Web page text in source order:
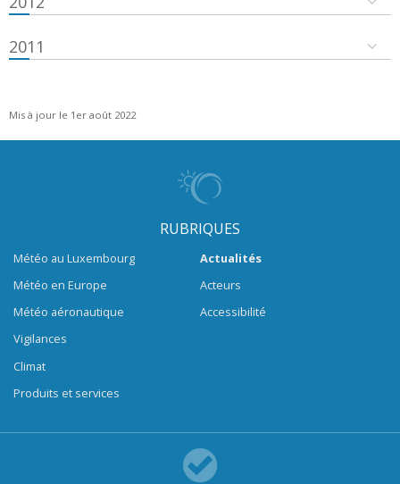
2011
Mis à jour le 1er août 2022
RUBRIQUES
Météo au Luxembourg
Météo en Europe
Météo aéronautique
Vigilances
Climat
Produits et services
Actualités
Acteurs
Accessibilité